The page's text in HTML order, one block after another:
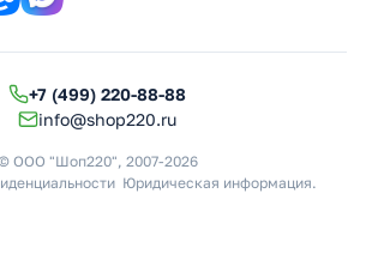
+7 (499) 220-88-88
info@shop220.ru
ООО "Шоп220", 2007-2026
Юридическая информация.